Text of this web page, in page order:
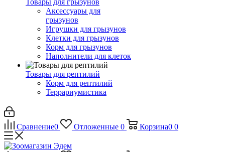
Товары для грызунов
Аксессуары для
грызунов
Игрушки для грызунов
Клетки для грызунов
Корм для грызунов
Наполнители для клеток
Товары для рептилий
Корм для рептилий
Террариумистика
Сравнение0 Отложенные 0 Корзина0 0